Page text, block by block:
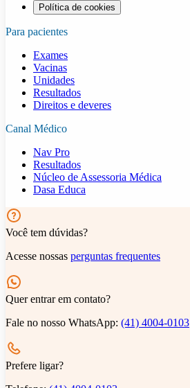
Política de cookies
Para pacientes
Exames
Vacinas
Unidades
Resultados
Direitos e deveres
Canal Médico
Nav Pro
Resultados
Núcleo de Assessoria Médica
Dasa Educa
Você tem dúvidas?
Acesse nossas perguntas frequentes
Quer entrar em contato?
Fale no nosso WhatsApp: (41) 4004-0103
Prefere ligar?